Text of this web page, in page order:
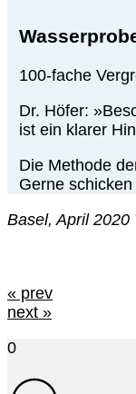
100-fache
Dr. Höfer:
ist ein klarer
Die Methode
Gerne
Basel, April 2020
« prev
next »
0